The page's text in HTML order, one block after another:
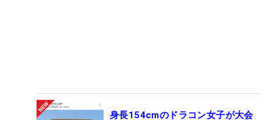
身長154cmのドラコン女子が大会